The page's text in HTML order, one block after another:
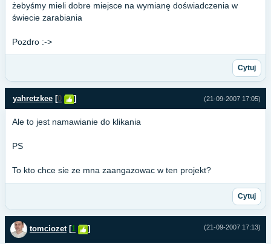
żebyśmy mieli dobre miejsce na wymianę doświadczenia w
świecie zarabiania
Pozdro :->
Cytuj
(21-09-2007 17:05)
yahretzkee [0 ]
Ale to jest namawianie do klikania
PS
To kto chce sie ze mna zaangazowac w ten projekt?
Cytuj
(21-09-2007 17:13)
tomciozet [1 ]